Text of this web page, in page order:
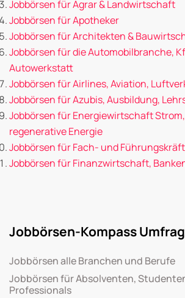
Jobbörsen für Agrar & Landwirtschaft
Jobbörsen für Apotheker
Jobbörsen für Architekten &
Jobbörsen für die Automobilbranche,
Autowerkstatt
Jobbörsen für Airlines, Aviation,
Jobbörsen für Azubis, Ausbildung,
Jobbörsen für Energiewirtschaft Strom,
regenerative Energie
Jobbörsen für Fach- und
Jobbörsen für Finanzwirtschaft,
Jobbörsen-Kompass
Jobbörsen alle Branchen und Berufe
Jobbörsen für Absolventen,
Professionals